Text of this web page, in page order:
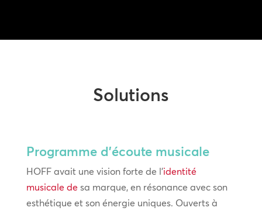
Solutions
Programme d’écoute musicale
HOFF avait une vision forte de l’identité
musicale de sa marque, en résonance avec son
esthétique et son énergie uniques. Ouverts à